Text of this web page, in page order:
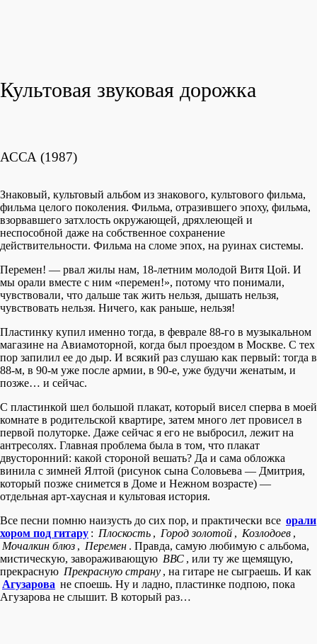
Культовая звуковая дорожка
АССА (1987)
Знаковый, культовый альбом из знакового, культового фильма,
фильма целого поколения. Фильма, отразившего эпоху, фильма,
взорвавшего затхлость окружающей, дряхлеющей и
неспособной даже на собственное сохранение
действительности. Фильма на сломе эпох, на руинах системы.
Перемен! — рвал жилы нам, 18-летним молодой Витя Цой. И
мы орали вместе с ним «перемен!», потому что понимали,
чувствовали, что дальше так жить нельзя, дышать нельзя,
чувствовать нельзя. Ничего, как раньше, нельзя!
Пластинку купил именно тогда, в феврале 88-го в музыкальном
магазине на Авиамоторной, когда был проездом в Москве. С тех
пор запилил ее до дыр. И всякий раз слушаю как первый: тогда в
88-м, в 90-м уже после армии, в 90-е, уже будучи женатым, и
позже… и сейчас.
С пластинкой шел большой плакат, который висел сперва в моей
комнате в родительской квартире, затем много лет провисел в
первой полуторке. Даже сейчас я его не выбросил, лежит на
антресолях. Главная проблема была в том, что плакат
двусторонний: какой стороной вешать? Да и сама обложка
винила с зимней Ялтой (рисунок сына Соловьева — Дмитрия,
который позже снимется в Доме и Нежном возрасте) —
отдельная арт-хаусная и культовая история.
Все песни помню наизусть до сих пор, и практически все орали
хором под гитару : Плоскость , Город золотой , Козлодоев ,
Мочалкин блюз , Перемен . Правда, самую любимую с альбома,
мистическую, завораживающую ВВС , или ту же щемящую,
прекрасную Прекрасную страну , на гитаре не сыграешь. И как
Агузарова не споешь. Ну и ладно, пластинке подпою, пока
Агузарова не слышит. В который раз…